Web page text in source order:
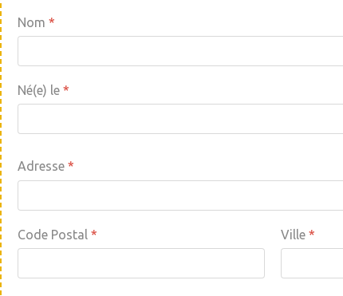
Nom *
Né(e) le *
Adresse *
Code Postal * Ville *